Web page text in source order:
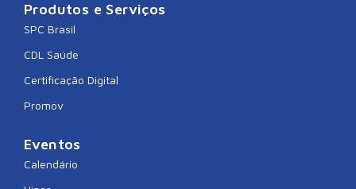
Produtos e Serviços
SPC Brasil
CDL Saúde
Certificação Digital
Promov
Eventos
Calendário